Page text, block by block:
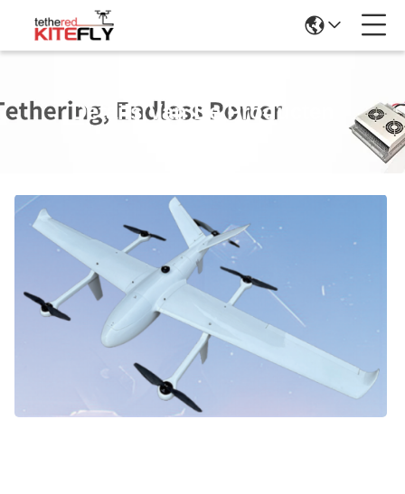
Details Van De Producten